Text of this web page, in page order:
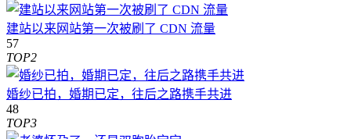
建站以来网站第一次被刷了 CDN 流量
57
TOP2
婚纱已拍，婚期已定，往后之路携手共进
48
TOP3